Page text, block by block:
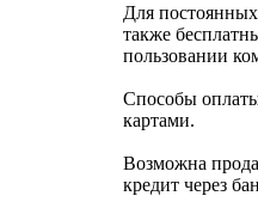
Для
также
пользовании
Способы
картами.
Возможна
кредит через